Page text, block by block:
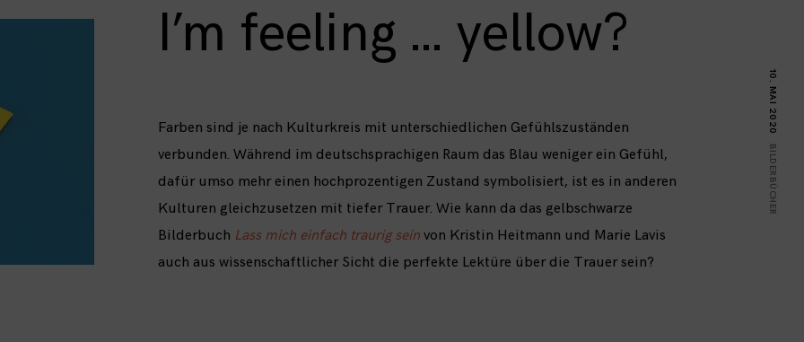
I’m feeling … yellow?
10. MAI 2020
BILDERBÜCHER
Farben sind je nach Kulturkreis mit unterschiedlichen Gefühlszuständen
verbunden. Während im deutschsprachigen Raum das Blau weniger ein Gefühl,
dafür umso mehr einen hochprozentigen Zustand symbolisiert, ist es in anderen
Kulturen gleichzusetzen mit tiefer Trauer. Wie kann da das gelbschwarze
Bilderbuch Lass mich einfach traurig sein von Kristin Heitmann und Marie Lavis
auch aus wissenschaftlicher Sicht die perfekte Lektüre über die Trauer sein?